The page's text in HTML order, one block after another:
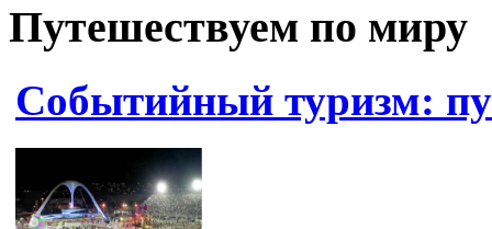
Путешествуем по миру
Событийный туризм: